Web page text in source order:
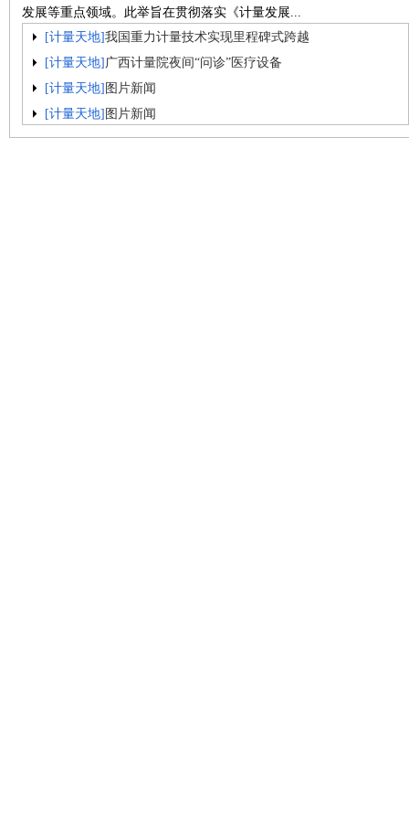
发展等重点领域。此举旨在贯彻落实《计量发展...
[计量天地]我国重力计量技术实现里程碑式跨越
[计量天地] 广西计量院夜间“问诊”医疗设备
[计量天地] 图片新闻
[计量天地] 图片新闻
[计量天地]荆州织密近视防控“计量网”